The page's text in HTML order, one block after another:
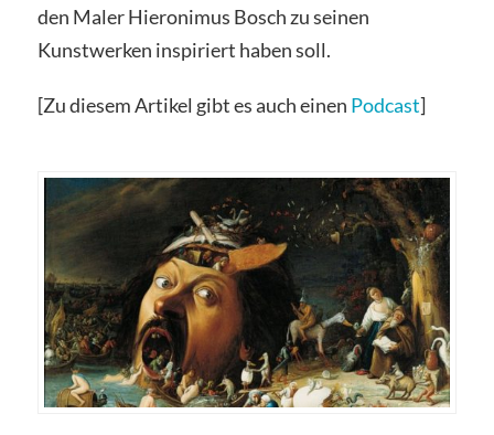
den Maler Hieronimus Bosch zu seinen
Kunstwerken inspiriert haben soll.
[Zu diesem Artikel gibt es auch einen Podcast]